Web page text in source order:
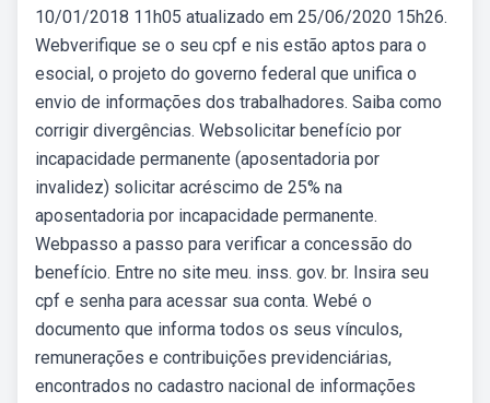
10/01/2018 11h05 atualizado em 25/06/2020 15h26.
Webverifique se o seu cpf e nis estão aptos para o
esocial, o projeto do governo federal que unifica o
envio de informações dos trabalhadores. Saiba como
corrigir divergências. Websolicitar benefício por
incapacidade permanente (aposentadoria por
invalidez) solicitar acréscimo de 25% na
aposentadoria por incapacidade permanente.
Webpasso a passo para verificar a concessão do
benefício. Entre no site meu. inss. gov. br. Insira seu
cpf e senha para acessar sua conta. Webé o
documento que informa todos os seus vínculos,
remunerações e contribuições previdenciárias,
encontrados no cadastro nacional de informações